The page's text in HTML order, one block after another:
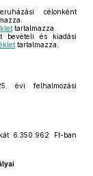
célonként
tartalmazza.
bevételi és kiadási
tartalmazza.
évi felhalmozási
6.350.962 Ft-ban